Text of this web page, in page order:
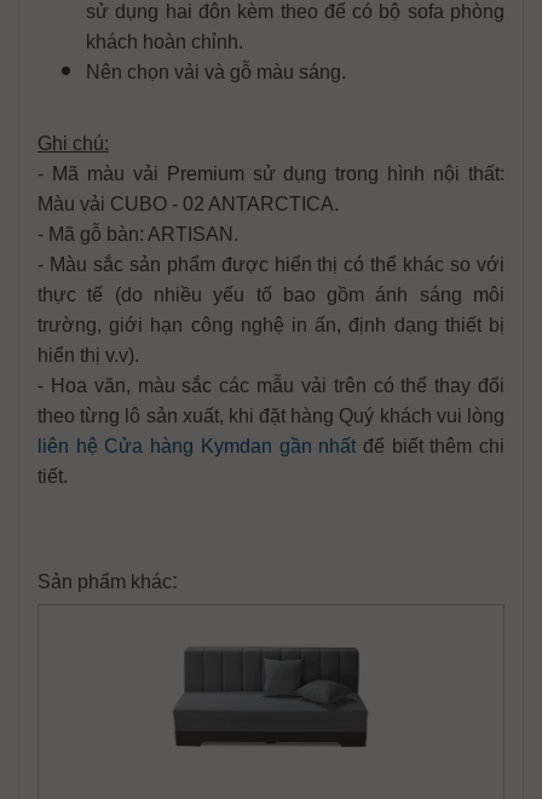
sử dụng hai đôn kèm theo để có bộ sofa phòng
khách hoàn chỉnh.
Nên chọn vải và gỗ màu sáng.
Ghi chú:
- Mã màu vải Premium sử dụng trong hình nội thất:
Màu vải CUBO - 02 ANTARCTICA.
- Mã gỗ bàn: ARTISAN .
- Màu sắc sản phẩm được hiển thị có thể khác so với
thực tế (do nhiều yếu tố bao gồm ánh sáng môi
trường, giới hạn công nghệ in ấn, định dạng thiết bị
hiển thị v.v).
- Hoa văn, màu sắc các mẫu vải trên có thể thay đổi
theo từng lô sản xuất, khi đặt hàng Quý khách vui lòng
liên hệ Cửa hàng Kymdan gần nhất để biết thêm chi
tiết.
Sản phẩm khác: